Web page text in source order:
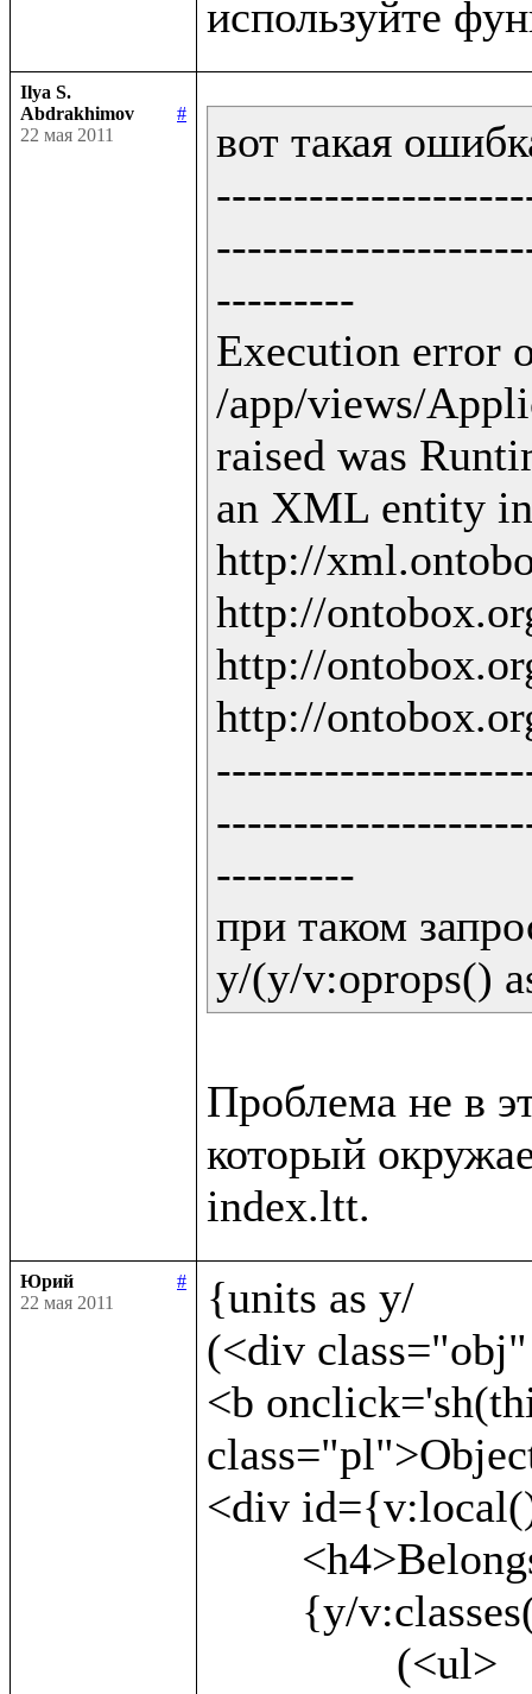
Ilya S.
Abdrakhimov
#
22 мая 2011
вот такая
---------
Execution error
/app/views/
raised was
an XML entity
http://
http://
http://
http://
---------
при таком
y/(y/v:oprops()
Проблема не в
который
Юрий
#
22 мая 2011
{units as y/
(<div
<b
<div